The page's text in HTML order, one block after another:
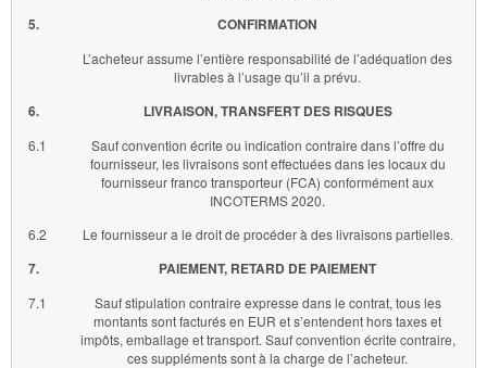
5. CONFIRMATION
L’acheteur assume l’entière responsabilité de l’adéquation des
livrables à l’usage qu’il a prévu.
6. LIVRAISON, TRANSFERT DES RISQUES
6.1
Sauf convention écrite ou indication contraire dans l’offre du
fournisseur, les livraisons sont effectuées dans les locaux du
fournisseur franco transporteur (FCA) conformément aux
INCOTERMS 2020.
6.2
Le fournisseur a le droit de procéder à des livraisons partielles.
7. PAIEMENT, RETARD DE PAIEMENT
7.1
Sauf stipulation contraire expresse dans le contrat, tous les
montants sont facturés en EUR et s’entendent hors taxes et
impôts, emballage et transport. Sauf convention écrite contraire,
ces suppléments sont à la charge de l’acheteur.